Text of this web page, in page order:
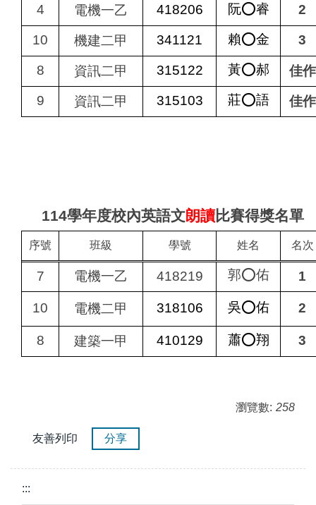
4
電機一乙 418206 阮⭕睿 2
10 機建二甲 341121 賴⭕金 3
8 資訊二甲 315122 黃⭕郝
佳作
9
資訊二甲 315103 莊⭕語 佳作
114學年度校內英語文朗讀比賽得獎名單
序號 班級 學號 姓名 名次
7 電機一乙 418219 郭⭕佑 1
10 電機二甲 318106 吳⭕佑 2
8 建築一甲 410129 蕭⭕翔 3
瀏覽數: 258
友善列印 分享
:::